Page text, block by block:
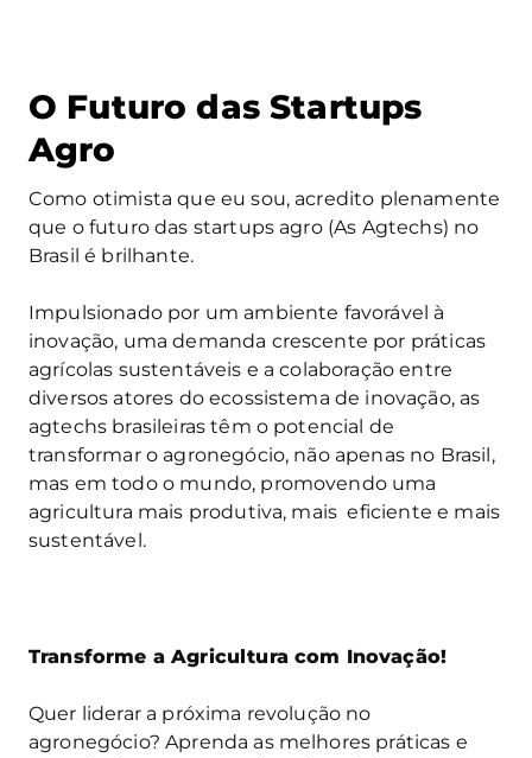
O Futuro das Startups
Agro
Como otimista que eu sou, acredito plenamente
que o futuro das startups agro (As Agtechs) no
Brasil é brilhante.
Impulsionado por um ambiente favorável à
inovação, uma demanda crescente por práticas
agrícolas sustentáveis e a colaboração entre
diversos atores do ecossistema de inovação, as
agtechs brasileiras têm o potencial de
transformar o agronegócio, não apenas no Brasil,
mas em todo o mundo, promovendo uma
agricultura mais produtiva, mais eficiente e mais
sustentável.
Transforme a Agricultura com Inovação!
Quer liderar a próxima revolução no
agronegócio? Aprenda as melhores práticas e